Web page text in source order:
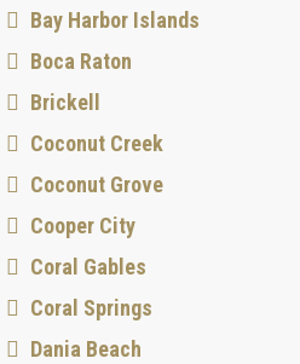
Bay Harbor Islands
Boca Raton
Brickell
Coconut Creek
Coconut Grove
Cooper City
Coral Gables
Coral Springs
Dania Beach